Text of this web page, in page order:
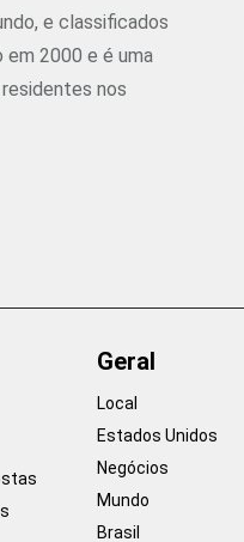
e classificados
2000 e é uma
nos
Geral
Local
Estados Unidos
Negócios
Mundo
Brasil